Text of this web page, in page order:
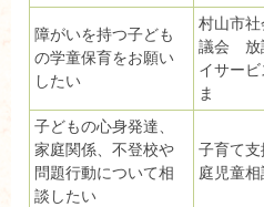
障がいを持つ子ども
の学童保育をお願い
したい
村山市
議会 放
イサービ
ま
子どもの心身発達、
家庭関係、不登校や
問題行動について相
談したい
子育て
庭児童相